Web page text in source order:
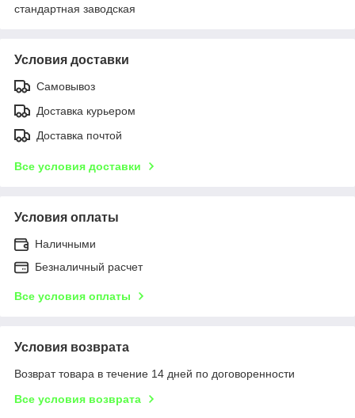
стандартная заводская
Условия доставки
Самовывоз
Доставка курьером
Доставка почтой
Все условия доставки
Условия оплаты
Наличными
Безналичный расчет
Все условия оплаты
Условия возврата
Возврат товара в течение 14 дней по договоренности
Все условия возврата